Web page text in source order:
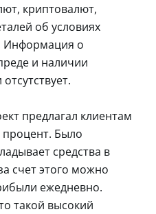
криптовалют,
об условиях
Информация о
и наличии
предлагал клиентам
процент. Было
средства в
счет этого можно
ежедневно.
такой высокий